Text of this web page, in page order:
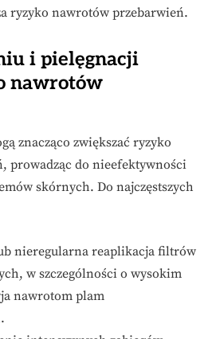
ryzyko nawrotów przebarwień.
i pielęgnacji
nawrotów
znacząco zwiększać ryzyko
prowadząc do nieefektywności
skórnych. Do najczęstszych
nieregularna reaplikacja filtrów
w szczególności o wysokim
nawrotom plam